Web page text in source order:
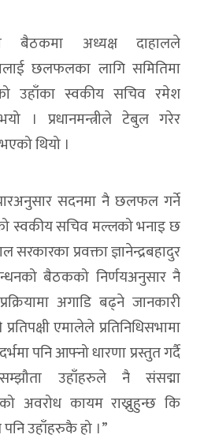
बैठकमा अध्यक्ष दाहालले
छलफलका लागि समितिमा
उहाँका स्वकीय सचिव रमेश
। प्रधानमन्त्रीले टेबुल गरेर
थियो ।
सदनमा नै छलफल गर्ने
स्वकीय सचिव मल्लको भनाइ छ
प्रवक्ता ज्ञानेन्द्रबहादुर
बैठकको निर्णयअनुसार नै
अगाडि बढ्ने जानकारी
एमालेले प्रतिनिधिसभामा
पनि आफ्नो धारणा प्रस्तुत गर्दै
उहाँहरुले नै संसद्मा
अवरोध कायम राख्नुहुन्छ कि
उहाँहरुकै हो ।”